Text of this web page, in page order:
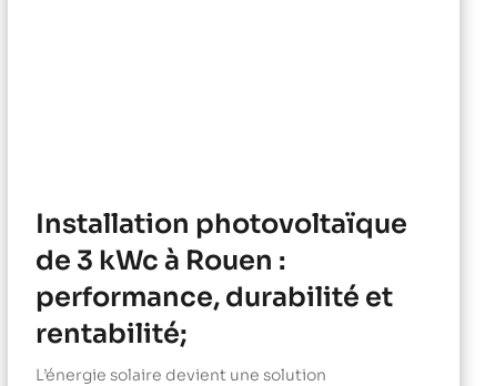
Installation photovoltaïque
de 3 kWc à Rouen :
performance, durabilité et
rentabilité;
L’énergie solaire devient une solution